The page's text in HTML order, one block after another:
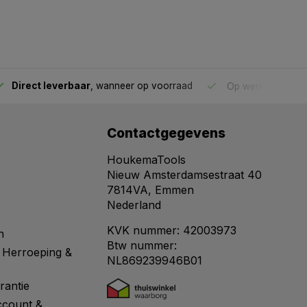
Direct leverbaar , wanneer op voorraad Op werkdagen
&
&
Contactgegevens
HoukemaTools
Nieuw Amsterdamsestraat 40
7814VA, Emmen
Nederland
KVK nummer: 42003973
Btw nummer:
NL869239946B01